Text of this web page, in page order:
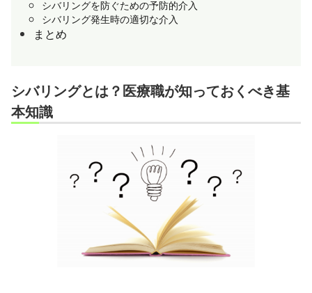
シバリングを防ぐための予防的介入
シバリング発生時の適切な介入
まとめ
シバリングとは？医療職が知っておくべき基
本知識